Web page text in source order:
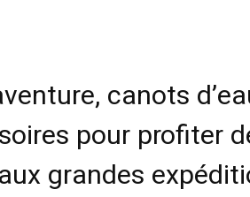
canots
pour profiter
grandes